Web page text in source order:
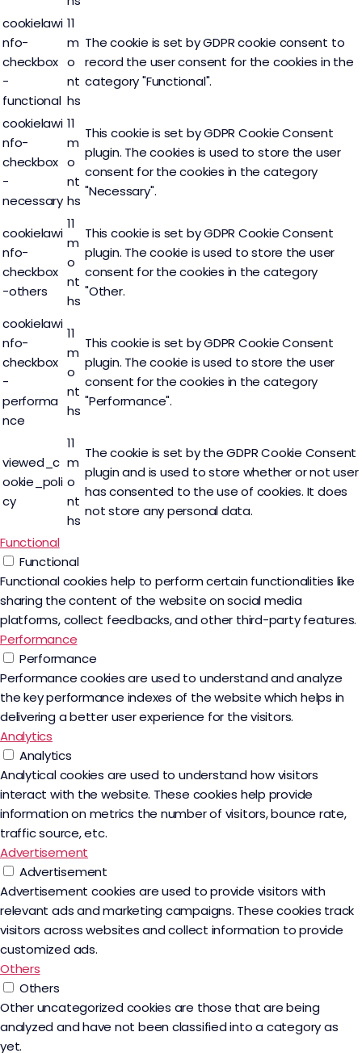
cookielawi
nfo-
checkbox
-
functional
11
m
o
nt
hs
The cookie is set by GDPR cookie consent to
record the user consent for the cookies in the
category "Functional".
cookielawi
nfo-
checkbox
-
necessary
11
m
o
nt
hs
This cookie is set by GDPR Cookie Consent
plugin. The cookies is used to store the user
consent for the cookies in the category
"Necessary".
cookielawi
nfo-
checkbox
-others
11
m
o
nt
hs
This cookie is set by GDPR Cookie Consent
plugin. The cookie is used to store the user
consent for the cookies in the category
"Other.
cookielawi
nfo-
checkbox
-
performa
nce
11
m
o
nt
hs
This cookie is set by GDPR Cookie Consent
plugin. The cookie is used to store the user
consent for the cookies in the category
"Performance".
viewed_c
ookie_poli
cy
11
m
o
nt
hs
The cookie is set by the GDPR Cookie Consent
plugin and is used to store whether or not user
has consented to the use of cookies. It does
not store any personal data.
Functional
Functional
Functional cookies help to perform certain functionalities like
sharing the content of the website on social media
platforms, collect feedbacks, and other third-party features.
Performance
Performance
Performance cookies are used to understand and analyze
the key performance indexes of the website which helps in
delivering a better user experience for the visitors.
Analytics
Analytics
Analytical cookies are used to understand how visitors
interact with the website. These cookies help provide
information on metrics the number of visitors, bounce rate,
traffic source, etc.
Advertisement
Advertisement
Advertisement cookies are used to provide visitors with
relevant ads and marketing campaigns. These cookies track
visitors across websites and collect information to provide
customized ads.
Others
Others
Other uncategorized cookies are those that are being
analyzed and have not been classified into a category as
yet.